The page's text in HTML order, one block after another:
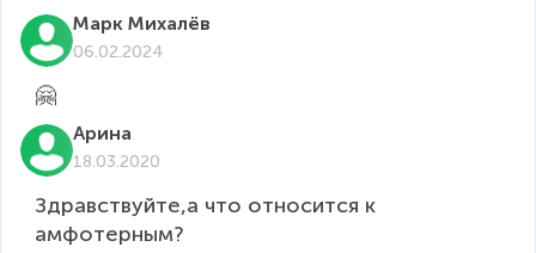
Марк Михалёв
06.02.2024
🤗
Арина
18.03.2020
Здравствуйте,а что относится к
амфотерным?